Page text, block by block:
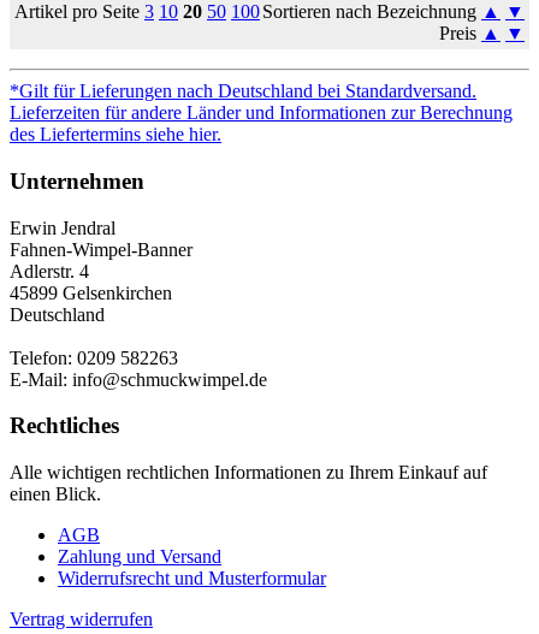
Artikel pro Seite 3 10 20 50 100Sortieren nach Bezeichnung ▲
▼
Preis ▲ ▼
*Gilt für Lieferungen nach Deutschland bei Standardversand.
Lieferzeiten für andere Länder und Informationen zur Berechnung
des Liefertermins siehe hier.
Unternehmen
Erwin Jendral
Fahnen-Wimpel-Banner
Adlerstr. 4
45899 Gelsenkirchen
Deutschland
Telefon: 0209 582263
E-Mail: info@schmuckwimpel.de
Rechtliches
Alle wichtigen rechtlichen Informationen zu Ihrem Einkauf auf
einen Blick.
AGB
Zahlung und Versand
Widerrufsrecht und Musterformular
Vertrag widerrufen